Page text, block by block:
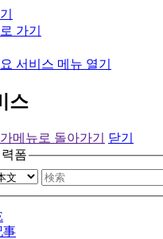
가기
서비스 메뉴 열기
스
메뉴로 돌아가기
닫기
폼
事